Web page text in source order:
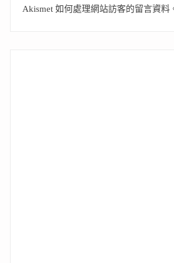
Akismet 如何處理網站訪客的留言資料